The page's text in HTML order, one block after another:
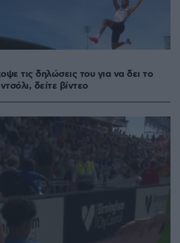
τις δηλώσεις του για να δει το
δείτε βίντεο